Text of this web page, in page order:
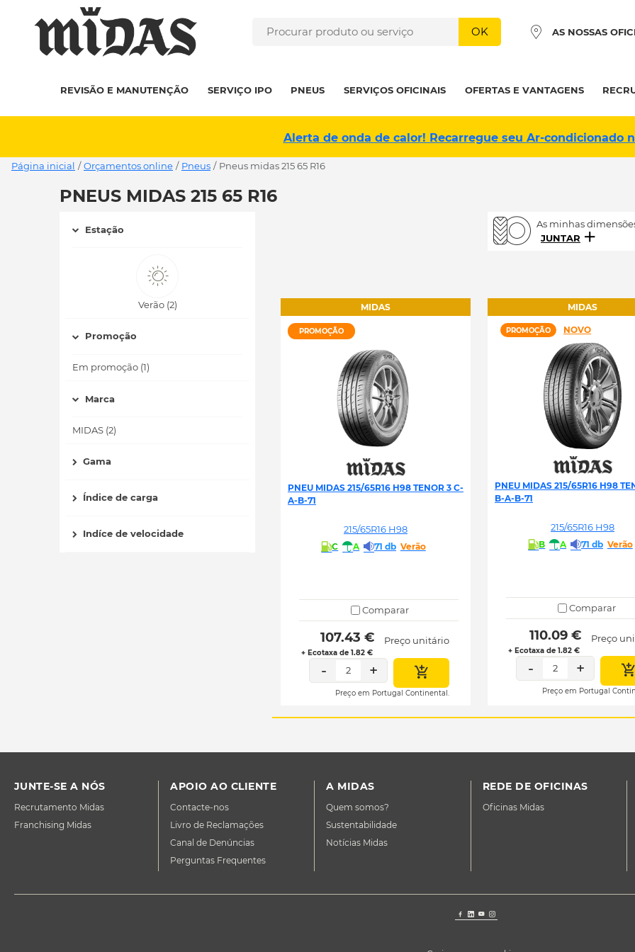
OK AS NOSSAS
REVISÃO E MANUTENÇÃO SERVIÇO IPO PNEUS SERVIÇOS OFICINAIS OFERTAS E VANTAGENS
Alerta de onda de calor! Recarregue seu Ar-condicionado
Página inicial / Orçamentos online / Pneus / pneus midas 215 65 R16
PNEUS MIDAS 215 65 R16
Estação
Verão (2)
Promoção
Em promoção (1)
Marca
MIDAS (2)
Gama
Índice de carga
Indíce de velocidade
As minhas
JUNTAR
MIDAS
PROMOÇÃO
PNEU MIDAS 215/65R16 H98 TENOR 3 C-
A-B-71
215/65R16 H98
C A 71 db Verão
Comparar
107.43 €
+ Ecotaxa de 1.82 €
Preço unitário
- 2 +
Preço em Portugal Continental.
MIDAS
PROMOÇÃO NOVO
PNEU MIDAS 215/65R16 H98
B-A-B-71
215/65R16 H98
B A 71 db Verão
Comparar
110.09 €
+ Ecotaxa de 1.82 €
Preço
- 2 +
Preço em Portugal
JUNTE-SE A NÓS
Recrutamento Midas
Franchising Midas
APOIO AO CLIENTE
Contacte-nos
Livro de Reclamações
Canal de Denúncias
Perguntas Frequentes
A MIDAS
Quem somos?
Sustentabilidade
Notícias Midas
REDE DE OFICINAS
Oficinas Midas